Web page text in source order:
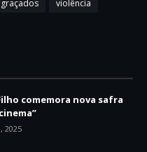
violência
comemora nova safra
2025